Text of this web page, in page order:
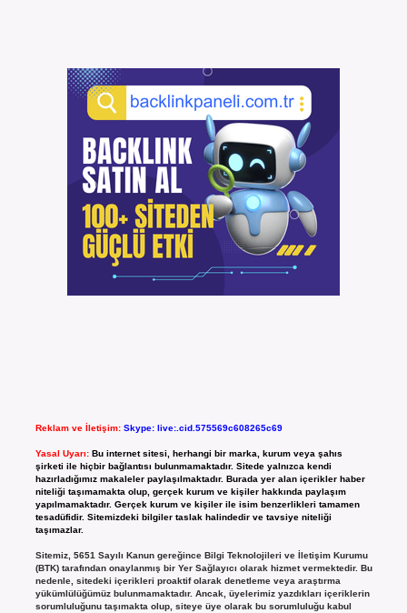
Reklam ve İletişim: Skype: live:.cid.575569c608265c69
Yasal Uyarı: Bu internet sitesi, herhangi bir marka, kurum veya şahıs
şirketi ile hiçbir bağlantısı bulunmamaktadır. Sitede yalnızca kendi
hazırladığımız makaleler paylaşılmaktadır. Burada yer alan içerikler haber
niteliği taşımamakta olup, gerçek kurum ve kişiler hakkında paylaşım
yapılmamaktadır. Gerçek kurum ve kişiler ile isim benzerlikleri tamamen
tesadüfidir. Sitemizdeki bilgiler taslak halindedir ve tavsiye niteliği
taşımazlar.
Sitemiz, 5651 Sayılı Kanun gereğince Bilgi Teknolojileri ve İletişim Kurumu
(BTK) tarafından onaylanmış bir Yer Sağlayıcı olarak hizmet vermektedir. Bu
nedenle, sitedeki içerikleri proaktif olarak denetleme veya araştırma
yükümlülüğümüz bulunmamaktadır. Ancak, üyelerimiz yazdıkları içeriklerin
sorumluluğunu taşımakta olup, siteye üye olarak bu sorumluluğu kabul